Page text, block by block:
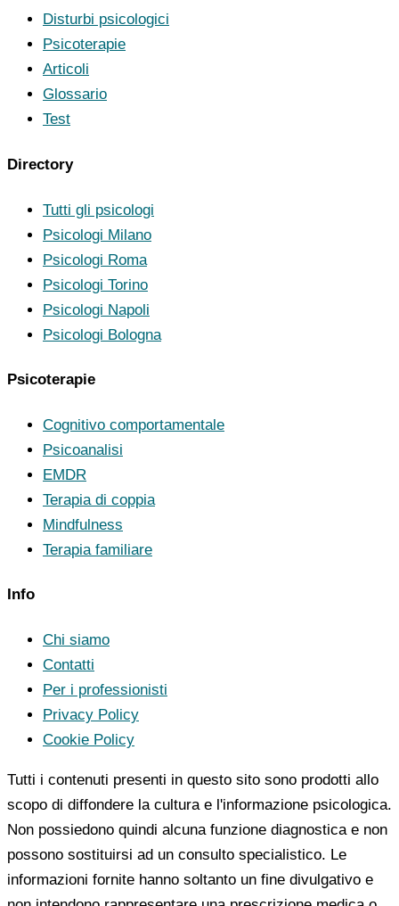
Disturbi psicologici
Psicoterapie
Articoli
Glossario
Test
Directory
Tutti gli psicologi
Psicologi Milano
Psicologi Roma
Psicologi Torino
Psicologi Napoli
Psicologi Bologna
Psicoterapie
Cognitivo comportamentale
Psicoanalisi
EMDR
Terapia di coppia
Mindfulness
Terapia familiare
Info
Chi siamo
Contatti
Per i professionisti
Privacy Policy
Cookie Policy
Tutti i contenuti presenti in questo sito sono prodotti allo
scopo di diffondere la cultura e l'informazione psicologica.
Non possiedono quindi alcuna funzione diagnostica e non
possono sostituirsi ad un consulto specialistico. Le
informazioni fornite hanno soltanto un fine divulgativo e